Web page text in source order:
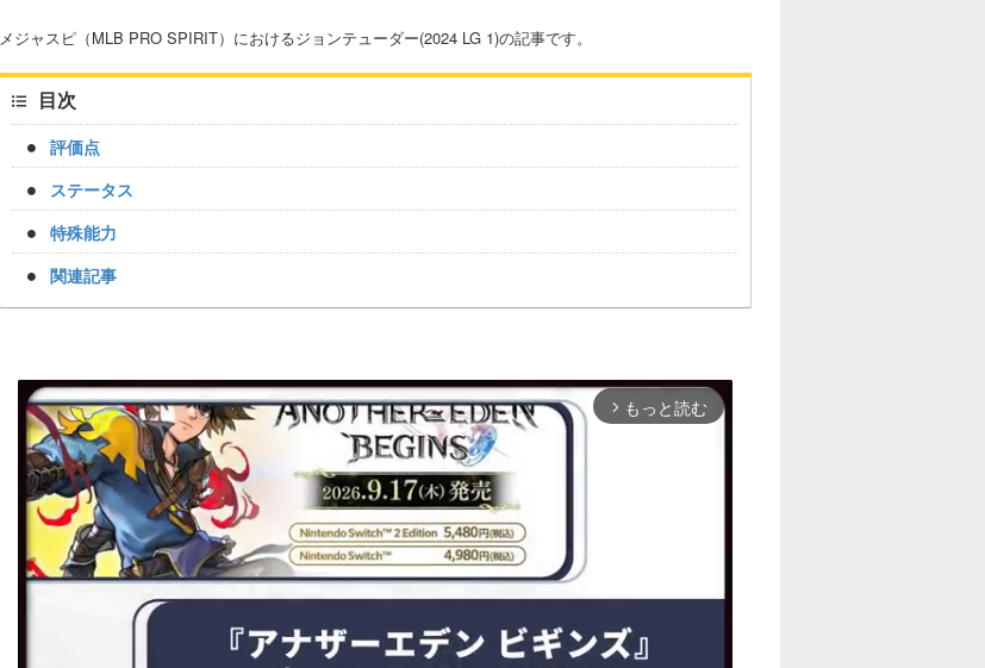
メジャスピ（MLB PRO SPIRIT）におけるジョンテューダー(2024 LG 1)の記事です。
目次
評価点
ステータス
特殊能力
関連記事
arrow_forward_ios もっと読む